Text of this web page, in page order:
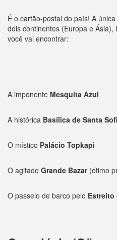
É o cartão-postal do país! A
dois continentes (Europa e
você vai encontrar:
A imponente Mesquita Azul
A histórica Basílica de Santa
O místico Palácio Topkapi
O agitado Grande Bazar(ótimo
O passeio de barco pelo Estreito